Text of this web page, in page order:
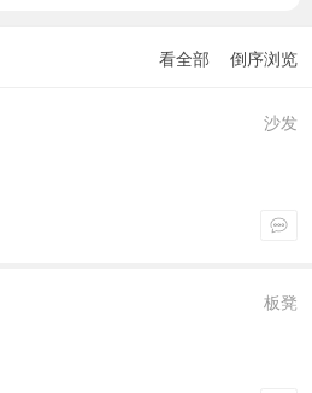
看全部 倒序浏览
沙发
板凳